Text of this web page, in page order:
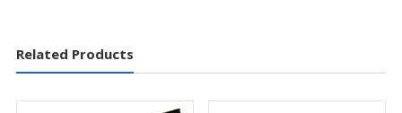
Related Products